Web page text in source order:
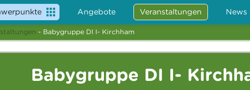
Angebote Veranstaltungen News
- Babygruppe DI I- Kirchham
Babygruppe DI I-